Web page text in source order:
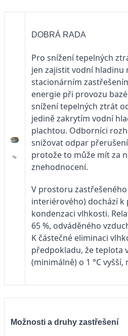
DOBRÁ RADA
Pro snížení tepelných
jen zajistit vodní hladinu
stacionárním
energie při provozu
snížení tepelných ztrát
jedině zakrytím vodní
plachtou. Odborníci
snižovat odpar
protože to může mít za
znehodnocení.
V prostoru
interiérového) dochází k
kondenzaci vlhkosti.
65 %, odváděného
K částečné eliminaci
předpokladu, že teplota
(minimálně) o 1 °C vyšší,
Možnosti a druhy zastřešení